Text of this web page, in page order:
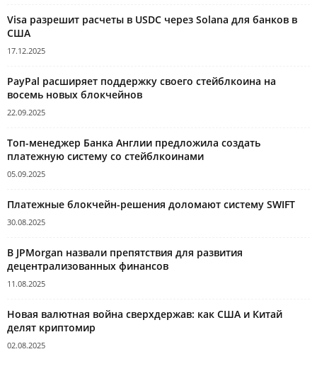
Visa разрешит расчеты в USDC через Solana для банков в
США
17.12.2025
PayPal расширяет поддержку своего стейблкоина на
восемь новых блокчейнов
22.09.2025
Топ-менеджер Банка Англии предложила создать
платежную систему со стейблкоинами
05.09.2025
Платежные блокчейн-решения доломают систему SWIFT
30.08.2025
В JPMorgan назвали препятствия для развития
децентрализованных финансов
11.08.2025
Новая валютная война сверхдержав: как США и Китай
делят криптомир
02.08.2025